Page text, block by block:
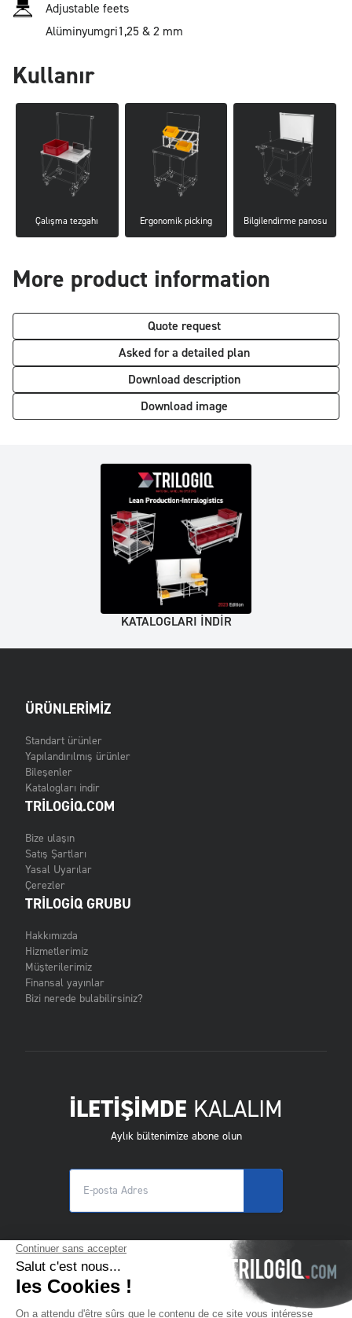
Adjustable feets
Alüminyumgri1,25 & 2 mm
Kullanır
Çalışma tezgahı Ergonomik picking Bilgilendirme panosu
More product information
Quote request
Asked for a detailed plan
Download description
Download image
KATALOGLARI INDIR
ÜRÜNLERIMIZ
Standart ürünler
Yapılandırılmış ürünler
Bileşenler
Katalogları indir
TRILOGIQ.COM
Bize ulaşın
Satış Şartları
Yasal Uyarılar
Çerezler
TRILOGIQ GRUBU
Hakkımızda
Hizmetlerimiz
Müşterilerimiz
Finansal yayınlar
Bizi nerede bulabilirsiniz?
İLETİŞİMDE KALALIM
Aylık bültenimize abone olun